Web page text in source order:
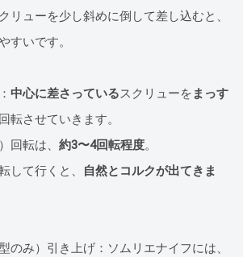
リューを少し斜めに倒して差し込むと、
すいです。
： 中心に差さっているスクリューを まっす
転させていきます。
回転は、 約3〜4回転程度。
して行くと、
自然とコルクが出てきま
み）引き上げ：ソムリエナイフには、